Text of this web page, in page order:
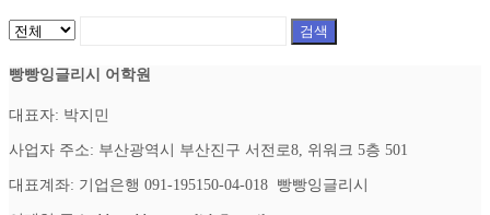
검색
빵빵잉글리시 어학원
대표자: 박지민
사업자 주소: 부산광역시 부산진구 서전로8, 위워크 5층 501
대표계좌: 기업은행 091-195150-04-018 빵빵잉글리시